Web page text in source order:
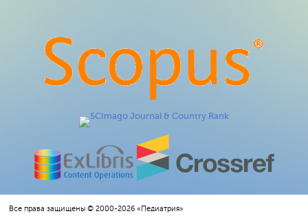
Все права защищены © 2000-2026 «Педиатрия»